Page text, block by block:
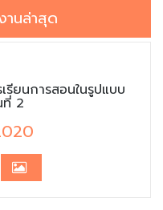
นล่าสุด
ยนการสอนในรูปแบบ
ที่ 2